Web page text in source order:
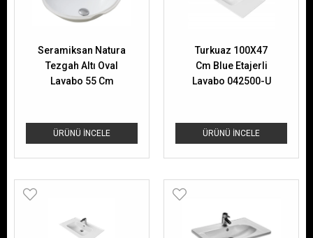
ÜRÜNÜ İNCELE
Seramiksan Natura
Tezgah Altı Oval
Lavabo 55 Cm
ÜRÜNÜ İNCELE
Turkuaz 100X47
Cm Blue Etajerli
Lavabo 042500-U